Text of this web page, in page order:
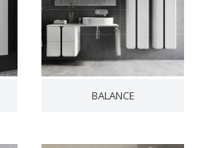
BALANCE